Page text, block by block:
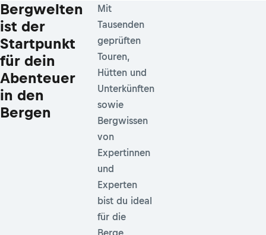
Bergwelten
ist der
Startpunkt
für dein
Abenteuer
in den
Bergen
Mit
Tausenden
geprüften
Touren,
Hütten und
Unterkünften
sowie
Bergwissen
von
Expertinnen
und
Experten
bist du ideal
für die
Berge